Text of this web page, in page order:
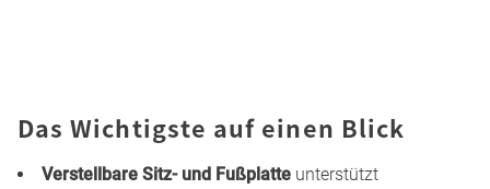
Das Wichtigste auf einen Blick
Verstellbare Sitz- und Fußplatte unterstützt